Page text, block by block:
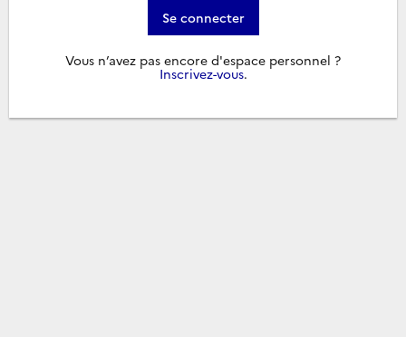
Se connecter
Vous n’avez pas encore d'espace personnel ?
Inscrivez-vous.